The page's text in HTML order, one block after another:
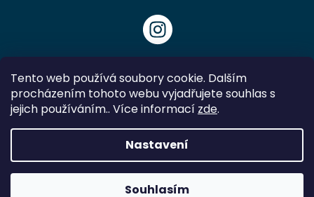
Tento web používá soubory cookie. Dalším
procházením tohoto webu vyjadřujete souhlas s
jejich používáním.. Více informací zde.
Nastavení
Souhlasím
Vytvořil Shoptet
Zlatavelryba.cz. Všechna práva vyhrazena.